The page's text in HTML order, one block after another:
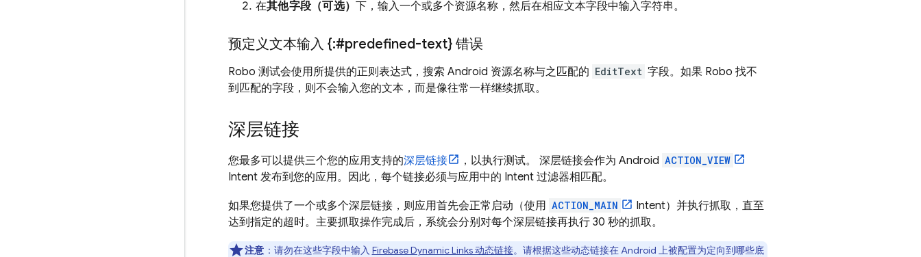
在其他字段（可选） 下，输入一个或多个资源名称，然后在相应文本字段中输入字符串。
预定义文本输入 {:#predefined-text} 错误
Robo 测试会使用所提供的正则表达式，搜索 Android 资源名称与之匹配的 EditText 字段。如果 Robo 找不
到匹配的字段，则不会输入您的文本，而是像往常一样继续抓取。
深层链接
您最多可以提供三个您的应用支持的深层链接 ，以执行测试。 深层链接会作为 Android ACTION_VIEW
Intent 发布到您的应用。因此，每个链接必须与应用中的 Intent 过滤器相匹配。
如果您提供了一个或多个深层链接，则应用首先会正常启动（使用 ACTION_MAIN
Intent）并执行抓取，直至
达到指定的超时。主要抓取操作完成后，系统会分别对每个深层链接再执行 30 秒的抓取。
注意 ：请勿在这些字段中输入 Firebase Dynamic Links 动态链接。请根据这些动态链接在 Android 上被配置为定向到哪些底